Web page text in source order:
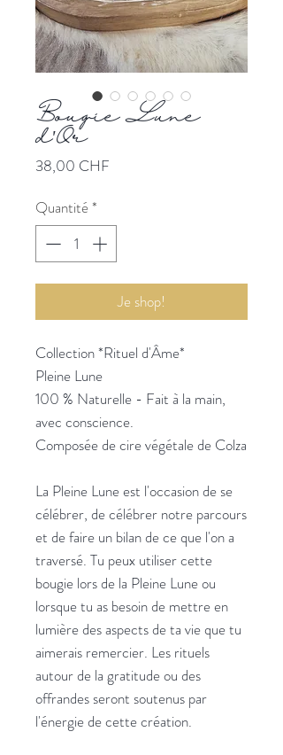
Bougie Lune
d'Or
38,00 CHF
Quantité*
Je shop!
Collection *Rituel d'Âme*
Pleine Lune
100 % Naturelle - Fait à la main,
avec conscience.
Composée de cire végétale de Colza
La Pleine Lune est l'occasion de se
célébrer, de célébrer notre parcours
et de faire un bilan de ce que l'on a
traversé. Tu peux utiliser cette
bougie lors de la Pleine Lune ou
lorsque tu as besoin de mettre en
lumière des aspects de ta vie que tu
aimerais remercier. Les rituels
autour de la gratitude ou des
offrandes seront soutenus par
l'énergie de cette création.